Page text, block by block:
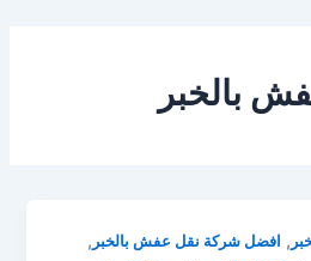
بالخبر
, افضل شركة نقل عفش بالخبر ,